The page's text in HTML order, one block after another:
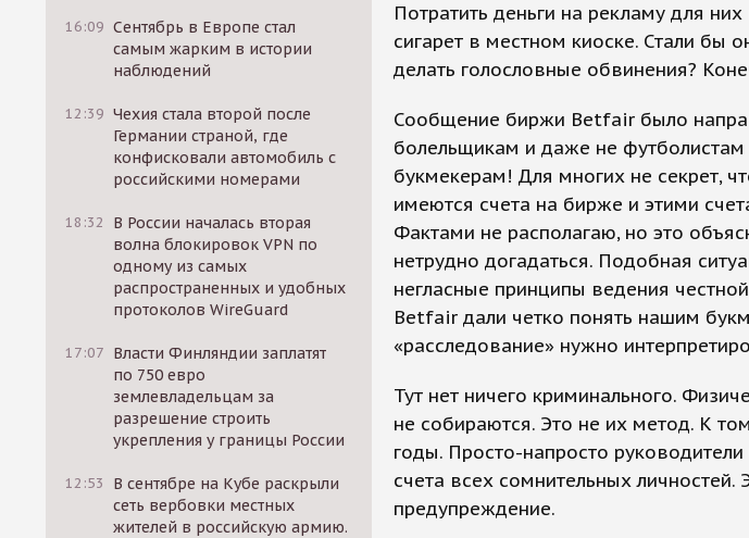
16:09 Сентябрь в Европе стал
самым жарким в истории
наблюдений
12:39 Чехия стала второй после
Германии страной, где
конфисковали автомобиль с
российскими номерами
18:32
В России началась вторая
волна блокировок VPN по
одному из самых
распространенных и удобных
протоколов WireGuard
17:07 Власти Финляндии заплатят
по 750 евро
землевладельцам за
разрешение строить
укрепления у границы России
12:53
В сентябре на Кубе раскрыли
сеть вербовки местных
жителей в российскую армию.
Потратить деньги на рекламу для
сигарет в местном киоске. Стали бы
делать голословные обвинения?
Сообщение биржи Betfair было
болельщикам и даже не
букмекерам! Для многих не секрет,
имеются счета на бирже и этими
Фактами не располагаю, но это
нетрудно догадаться. Подобная
негласные принципы ведения
Betfair дали четко понять нашим
«расследование» нужно
Тут нет ничего криминального.
не собираются. Это не их метод. К
годы. Просто-напросто
счета всех сомнительных личностей.
предупреждение.